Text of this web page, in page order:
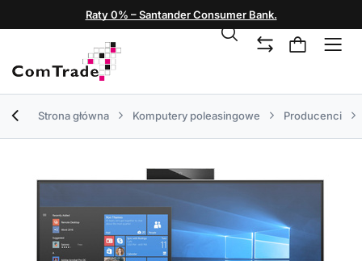
Raty 0% – Santander Consumer Bank.
Strona główna Komputery poleasingowe Producenci